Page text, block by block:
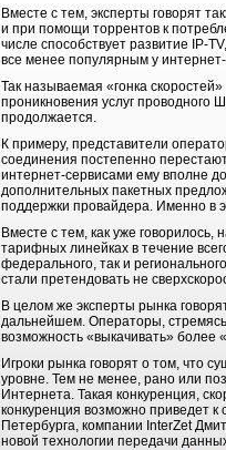
Вместе с тем, эксперты говорят
и при помощи торрентов к
числе способствует развитие IP-
все менее популярным у
Так называемая «гонка
проникновения услуг проводного
продолжается.
К примеру, представители
соединения постепенно
интернет-сервисами ему вполне
дополнительных пакетных
поддержки провайдера. Именно в
Вместе с тем, как уже
тарифных линейках в течение
федерального, так и
стали претендовать не
В целом же эксперты рынка
дальнейшем. Операторы,
возможность «выкачивать» более
Игроки рынка говорят о том, что
уровне. Тем не менее, рано или
Интернета. Такая конкуренция,
конкуренция возможно приведет к
Петербурга, компании InterZet
новой технологии передачи